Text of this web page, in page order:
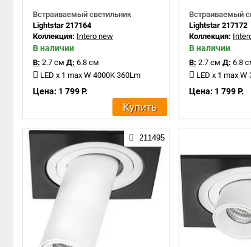
Встраиваемый светильник
Lightstar 217164
Коллекция: Intero new
В наличии
В: 2.7 см Д: 6.8 см
LED x 1 max W 4000K 360Lm
Цена: 1 799 Р.
Купить
Встраиваемый
Lightstar 217172
Коллекция:
В наличии
В: 2.7 см Д: 6.8
LED x 1 max W
Цена: 1 799 Р.
211495